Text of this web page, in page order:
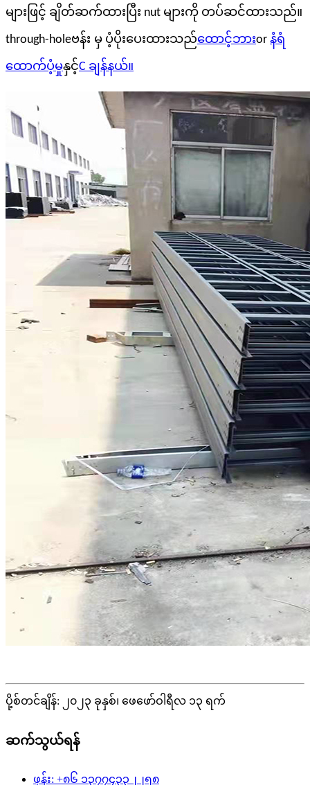
များဖြင့် ချိတ်ဆက်ထားပြီး nut များကို တပ်ဆင်ထားသည်။
through-holeဗန်း မှ ပံ့ပိုးပေးထားသည်ထောင့်ဘားor နံရံ
ထောက်ပံ့မှုနှင့်C ချန်နယ်။
ပို့စ်တင်ချိန်: ၂၀၂၃ ခုနှစ်၊ ဖေဖော်ဝါရီလ ၁၃ ရက်
ဆက်သွယ်ရန်
ဖုန်း: +၈၆ ၁၃၇၇၄၃၃၂၂၅၈